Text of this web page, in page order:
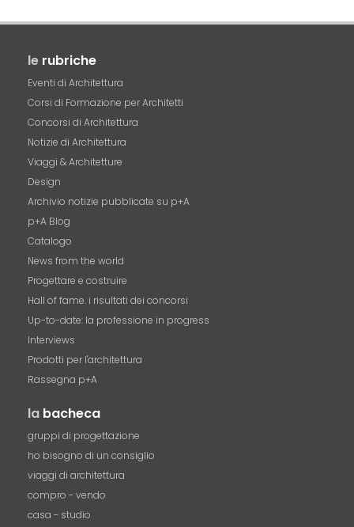
le rubriche
Eventi di Architettura
Corsi di Formazione per Architetti
Concorsi di Architettura
Notizie di Architettura
Viaggi & Architetture
Design
Archivio notizie pubblicate su p+A
p+A Blog
Catalogo
News from the world
Progettare e costruire
Hall of fame. i risultati dei concorsi
Up-to-date: la professione in progress
Interviews
Prodotti per l'architettura
Rassegna p+A
la bacheca
gruppi di progettazione
ho bisogno di un consiglio
viaggi di architettura
compro - vendo
casa - studio